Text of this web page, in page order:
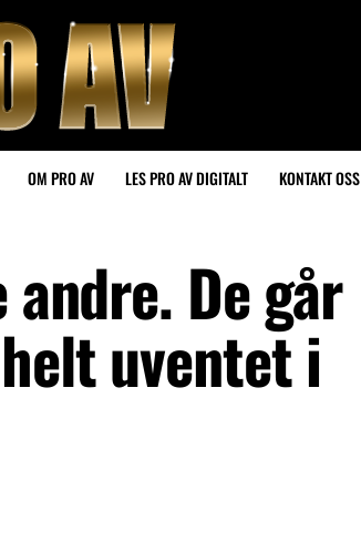
OM PRO AV LES PRO AV DIGITALT KONTAKT OSS
De går
uventet i